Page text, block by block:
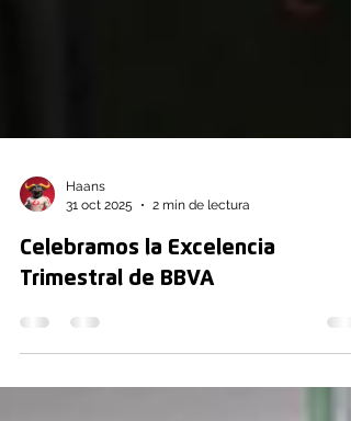
31 oct 2025
2 min de lectura
Celebramos la Excelencia
Trimestral de BBVA